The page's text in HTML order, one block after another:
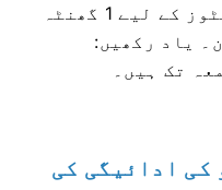
مختلف ہوتے ہیں، تیز بولیٹوز کے لیے 1 گھنٹہ
دوسرے ورژن کے لیے 1 دن۔ یاد رکھیں:
تک ہیں۔
کی ادائیگی کی